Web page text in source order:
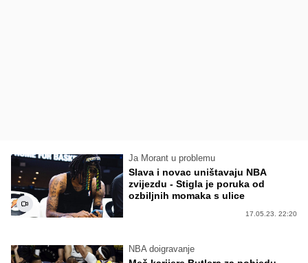
Ja Morant u problemu
Slava i novac uništavaju NBA
zvijezdu - Stigla je poruka od
ozbiljnih momaka s ulice
17.05.23. 22:20
NBA doigravanje